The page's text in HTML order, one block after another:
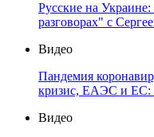
Русские на
разговорах" с
Видео
Пандемия
кризис, ЕАЭС и ЕС:
Видео